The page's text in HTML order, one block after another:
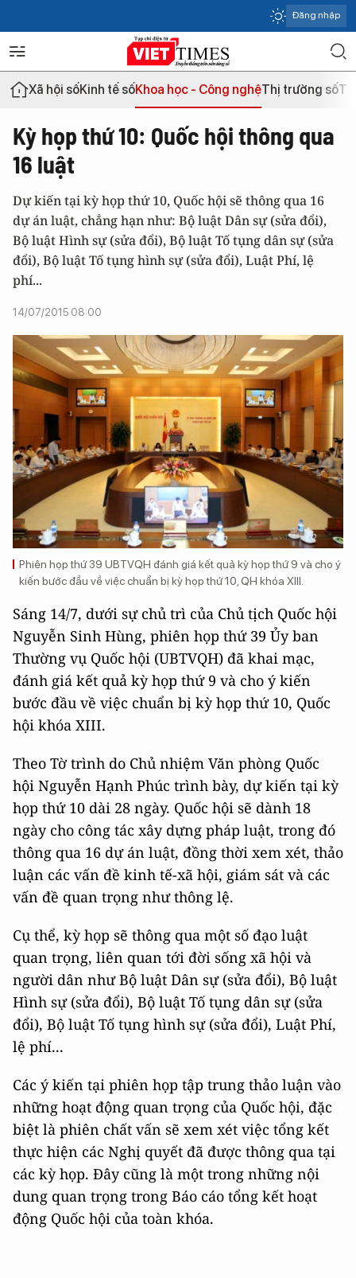
Đăng nhập
Xã hội sốKinh tế sốKhoa học - Công nghệThị trường số
Kỳ họp thứ 10: Quốc hội thông qua
16 luật
Dự kiến tại kỳ họp thứ 10, Quốc hội sẽ thông qua 16
dự án luật, chẳng hạn như: Bộ luật Dân sự (sửa đổi),
Bộ luật Hình sự (sửa đổi), Bộ luật Tố tụng dân sự (sửa
đổi), Bộ luật Tố tụng hình sự (sửa đổi), Luật Phí, lệ
phí...
14/07/2015 08:00
Phiên họp thứ 39 UBTVQH đánh giá kết quả kỳ họp thứ 9 và cho ý
kiến bước đầu về việc chuẩn bị kỳ họp thứ 10, QH khóa XIII.
Sáng 14/7, dưới sự chủ trì của Chủ tịch Quốc hội
Nguyễn Sinh Hùng, phiên họp thứ 39 Ủy ban
Thường vụ Quốc hội (UBTVQH) đã khai mạc,
đánh giá kết quả kỳ họp thứ 9 và cho ý kiến
bước đầu về việc chuẩn bị kỳ họp thứ 10, Quốc
hội khóa XIII.
Theo Tờ trình do Chủ nhiệm Văn phòng Quốc
hội Nguyễn Hạnh Phúc trình bày, dự kiến tại kỳ
họp thứ 10 dài 28 ngày. Quốc hội sẽ dành 18
ngày cho công tác xây dựng pháp luật, trong đó
thông qua 16 dự án luật, đồng thời xem xét, thảo
luận các vấn đề kinh tế-xã hội, giám sát và các
vấn đề quan trọng như thông lệ.
Cụ thể, kỳ họp sẽ thông qua một số đạo luật
quan trọng, liên quan tới đời sống xã hội và
người dân như Bộ luật Dân sự (sửa đổi), Bộ luật
Hình sự (sửa đổi), Bộ luật Tố tụng dân sự (sửa
đổi), Bộ luật Tố tụng hình sự (sửa đổi), Luật Phí,
lệ phí...
Các ý kiến tại phiên họp tập trung thảo luận vào
những hoạt động quan trọng của Quốc hội, đặc
biệt là phiên chất vấn sẽ xem xét việc tổng kết
thực hiện các Nghị quyết đã được thông qua tại
các kỳ họp. Đây cũng là một trong những nội
dung quan trọng trong Báo cáo tổng kết hoạt
động Quốc hội của toàn khóa.